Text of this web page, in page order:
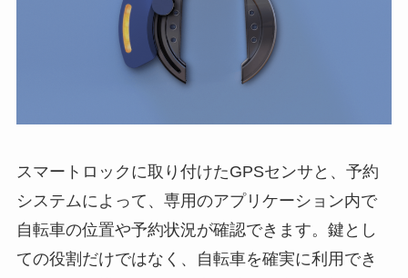
スマートロックに取り付けたGPSセンサと、予約
システムによって、専用のアプリケーション内で
自転車の位置や予約状況が確認できます。鍵とし
ての役割だけではなく、自転車を確実に利用でき